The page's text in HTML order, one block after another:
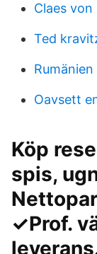
Claes
Ted
Oavsett
Köp
spis,
✓Prof.